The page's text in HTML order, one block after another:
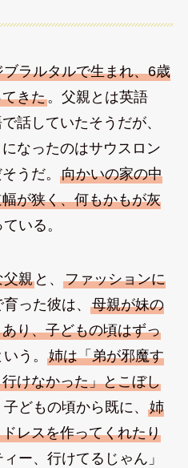
ブラルタルで生まれ、6歳
きた。父親とは英語
話していたそうだが、
なったのはサウスロン
うだ。
向かいの家の中
が狭く、何もかもが灰
いる。
父親と、 ファッションに
った彼は、 母親が妹の
り、子どもの頃はずっ
う。 姉は「弟が邪魔す
けなかった」とこぼし
どもの頃から既に、 姉
レスを作ってくれたり
ー、行けてるじゃん」